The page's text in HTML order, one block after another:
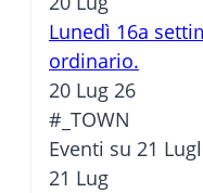
Lunedì 16a
ordinario.
20 Lug 26
#_TOWN
Eventi su 21
21 Lug